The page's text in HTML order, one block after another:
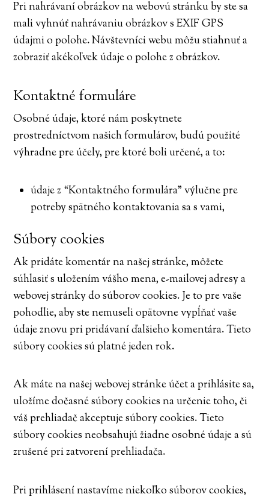
Pri nahrávaní obrázkov na webovú stránku by ste sa
mali vyhnúť nahrávaniu obrázkov s EXIF GPS
údajmi o polohe. Návštevníci webu môžu stiahnuť a
zobraziť akékoľvek údaje o polohe z obrázkov.
Kontaktné formuláre
Osobné údaje, ktoré nám poskytnete
prostredníctvom našich formulárov, budú použité
výhradne pre účely, pre ktoré boli určené, a to:
údaje z “Kontaktného formulára” výlučne pre
potreby spätného kontaktovania sa s vami,
Súbory cookies
Ak pridáte komentár na našej stránke, môžete
súhlasiť s uložením vášho mena, e-mailovej adresy a
webovej stránky do súborov cookies. Je to pre vaše
pohodlie, aby ste nemuseli opätovne vypĺňať vaše
údaje znovu pri pridávaní ďalšieho komentára. Tieto
súbory cookies sú platné jeden rok.
Ak máte na našej webovej stránke účet a prihlásite sa,
uložíme dočasné súbory cookies na určenie toho, či
váš prehliadač akceptuje súbory cookies. Tieto
súbory cookies neobsahujú žiadne osobné údaje a sú
zrušené pri zatvorení prehliadača.
Pri prihlásení nastavíme niekoľko súborov cookies,